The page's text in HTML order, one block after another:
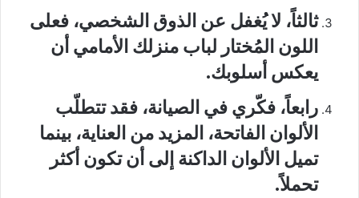
ثالثاً، لا يُغفل عن الذوق الشخصي، فعلى
اللون المُختار لباب منزلك الأمامي أن
يعكس أسلوبك.
رابعاً، فكّري في الصيانة، فقد تتطلّب
الألوان الفاتحة، المزيد من العناية، بينما
تميل الألوان الداكنة إلى أن تكون أكثر
تحملاً.